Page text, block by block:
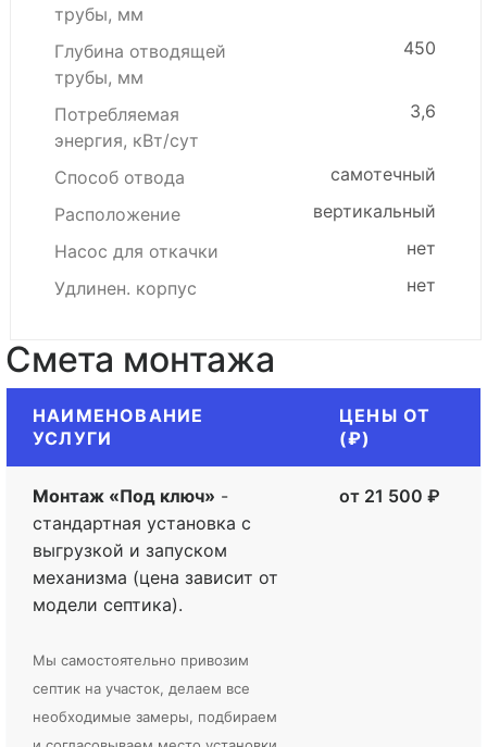
трубы, мм
Глубина отводящей
трубы, мм
450
Потребляемая
энергия, кВт/сут
3,6
Способ отвода
самотечный
Расположение
вертикальный
Насос для откачки
нет
Удлинен. корпус
нет
Смета монтажа
НАИМЕНОВАНИЕ
УСЛУГИ
ЦЕНЫ ОТ
(₽)
Монтаж «Под ключ» -
стандартная установка с
выгрузкой и запуском
механизма (цена зависит от
модели септика).
Мы самостоятельно привозим
септик на участок, делаем все
необходимые замеры, подбираем
от 21 500 ₽